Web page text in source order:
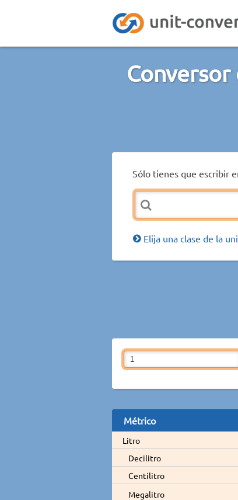
Sólo tienes que escribir
Elija una clase de la
Métrico
Litro
Decilitro
Centilitro
Megalitro